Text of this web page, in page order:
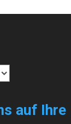
auf Ihre